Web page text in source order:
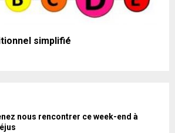
simplifié
nous rencontrer ce week-end à